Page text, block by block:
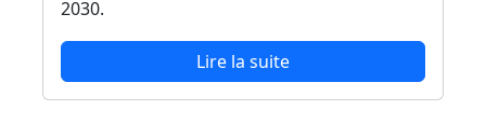
2030.
Lire la suite